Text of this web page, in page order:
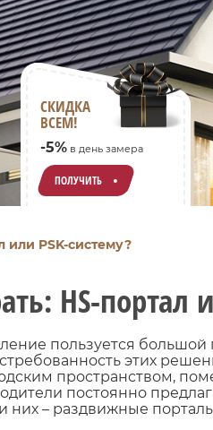
СКИДКА
ВСЕМ!
-5% в день замера
ПОЛУЧИТЬ
или PSK-систему?
HS-портал
пользуется
этих
пространством,
постоянно
них – раздвижные